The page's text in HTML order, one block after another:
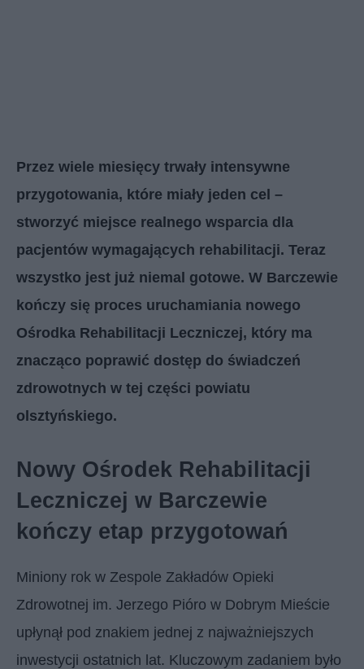
Przez wiele miesięcy trwały intensywne
przygotowania, które miały jeden cel –
stworzyć miejsce realnego wsparcia dla
pacjentów wymagających rehabilitacji. Teraz
wszystko jest już niemal gotowe. W Barczewie
kończy się proces uruchamiania nowego
Ośrodka Rehabilitacji Leczniczej, który ma
znacząco poprawić dostęp do świadczeń
zdrowotnych w tej części powiatu
olsztyńskiego.
Nowy Ośrodek Rehabilitacji
Leczniczej w Barczewie
kończy etap przygotowań
Miniony rok w Zespole Zakładów Opieki
Zdrowotnej im. Jerzego Pióro w Dobrym Mieście
upłynął pod znakiem jednej z najważniejszych
inwestycji ostatnich lat. Kluczowym zadaniem było